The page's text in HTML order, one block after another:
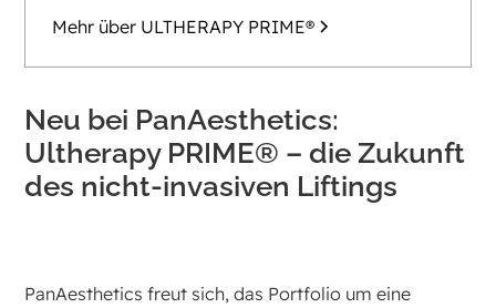
Neu bei PanAesthetics:
Ultherapy PRIME® – die Zukunft
des nicht-invasiven Liftings
PanAesthetics freut sich, das Portfolio um eine
Mehr über ULTHERAPY PRIME®